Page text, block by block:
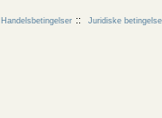
Handelsbetingelser Juridiske